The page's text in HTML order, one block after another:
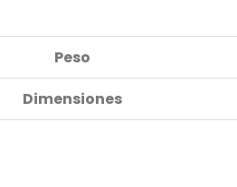
Peso
Dimensiones